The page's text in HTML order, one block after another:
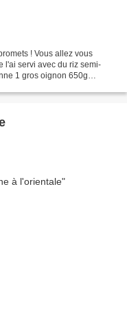
! Vous allez vous
l'ai servi avec du riz semi-
1 gros oignon 650g